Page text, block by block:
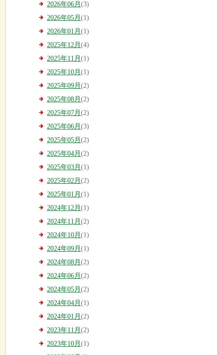
2026年06月 (3)
2026年05月 (1)
2026年01月 (1)
2025年12月 (4)
2025年11月 (1)
2025年10月 (1)
2025年09月 (2)
2025年08月 (2)
2025年07月 (2)
2025年06月 (3)
2025年05月 (2)
2025年04月 (2)
2025年03月 (1)
2025年02月 (2)
2025年01月 (1)
2024年12月 (1)
2024年11月 (2)
2024年10月 (1)
2024年09月 (1)
2024年08月 (2)
2024年06月 (2)
2024年05月 (2)
2024年04月 (1)
2024年01月 (2)
2023年11月 (2)
2023年10月 (1)